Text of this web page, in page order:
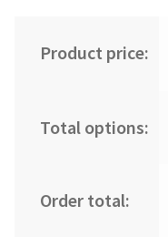
Product price:
Total options:
Order total: